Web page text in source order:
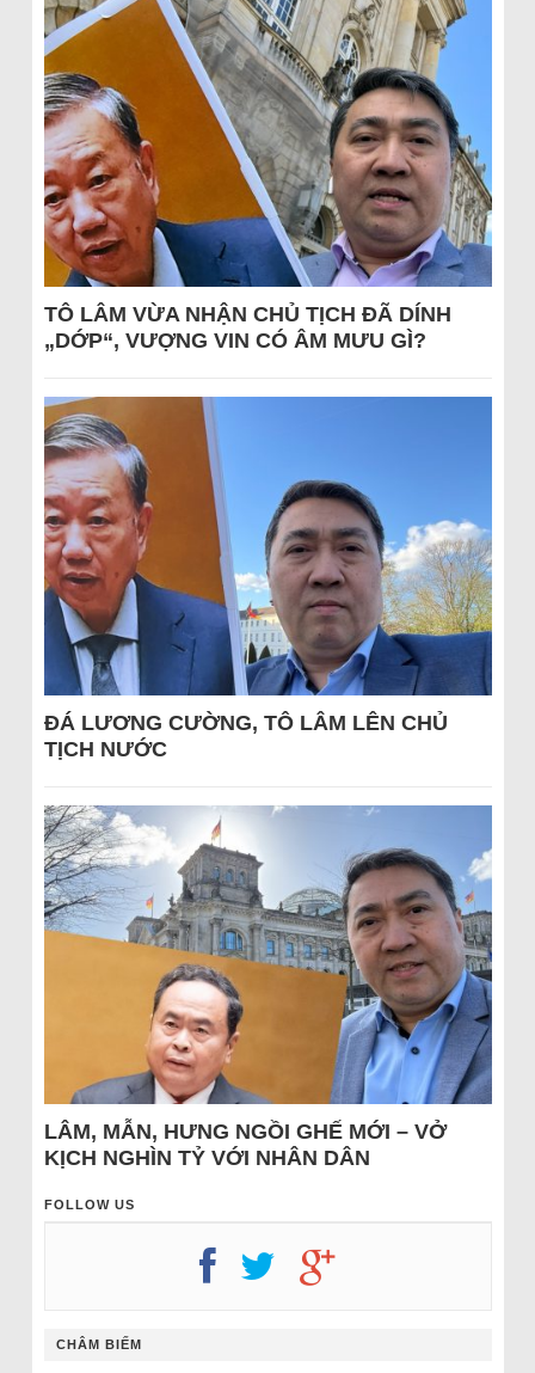
TÔ LÂM VỪA NHẬN CHỦ TỊCH ĐÃ DÍNH
„DỚP“, VƯỢNG VIN CÓ ÂM MƯU GÌ?
ĐÁ LƯƠNG CƯỜNG, TÔ LÂM LÊN CHỦ
TỊCH NƯỚC
LÂM, MẪN, HƯNG NGỒI GHẾ MỚI – VỞ
KỊCH NGHÌN TỶ VỚI NHÂN DÂN
FOLLOW US
CHÂM BIẾM